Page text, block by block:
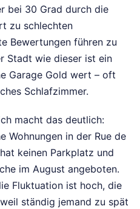
bei 30 Grad durch die
zu schlechten
Bewertungen führen zu
Stadt wie dieser ist ein
Garage Gold wert – oft
Schlafzimmer.
macht das deutlich:
Wohnungen in der Rue de
keinen Parkplatz und
im August angeboten.
Fluktuation ist hoch, die
ständig jemand zu spät